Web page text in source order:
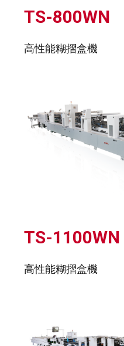
TS-800WN
高性能糊摺盒機
TS-1100WN
高性能糊摺盒機